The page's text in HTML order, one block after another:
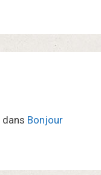
dans Bonjour